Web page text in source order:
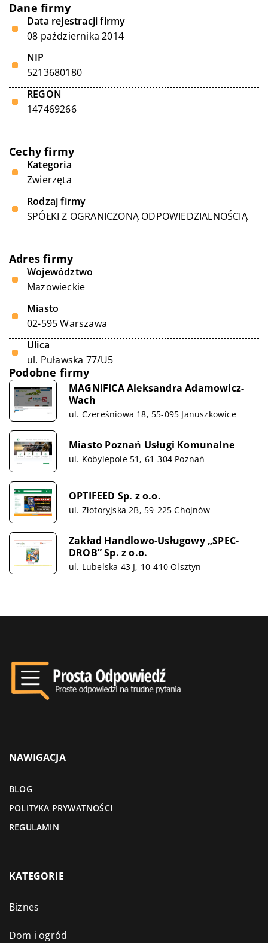
Dane firmy
Data rejestracji firmy
08 października 2014
NIP
5213680180
REGON
147469266
Cechy firmy
Kategoria
Zwierzęta
Rodzaj firmy
SPÓŁKI Z OGRANICZONĄ ODPOWIEDZIALNOŚCIĄ
Adres firmy
Województwo
Mazowieckie
Miasto
02-595 Warszawa
Ulica
ul. Puławska 77/U5
Podobne firmy
MAGNIFICA Aleksandra Adamowicz-
Wach
ul. Czereśniowa 18, 55-095 Januszkowice
Miasto Poznań Usługi Komunalne
ul. Kobylepole 51, 61-304 Poznań
OPTIFEED Sp. z o.o.
ul. Złotoryjska 2B, 59-225 Chojnów
Zakład Handlowo-Usługowy „SPEC-
DROB” Sp. z o.o.
ul. Lubelska 43 J, 10-410 Olsztyn
NAWIGACJA
BLOG
POLITYKA PRYWATNOŚCI
REGULAMIN
KATEGORIE
Biznes
Dom i ogród